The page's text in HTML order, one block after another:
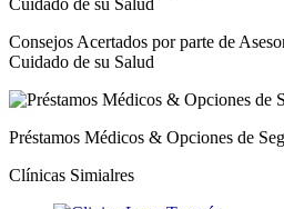
Consejos Acertados por parte de
Cuidado de su Salud
Préstamos Médicos & Opciones de
Clínicas Simialres